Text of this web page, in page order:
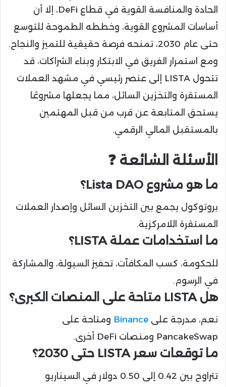
الحادة والمنافسة القوية في قطاع DeFi، إلا أن
أساسات المشروع القوية، وخططه الطموحة للتوسع
حتى عام 2030، تمنحه فرصة حقيقية للتميز والنجاح.
ومع استمرار الفريق في الابتكار وبناء الشراكات، قد
تتحول LISTA إلى عنصر رئيسي في مشهد العملات
المستقرة والتخزين السائل، مما يجعلها مشروعًا
يستحق المتابعة عن قرب من قبل المهتمين
بالمستقبل المالي الرقمي.
الأسئلة الشائعة ❓️
ما هو مشروع Lista DAO؟
بروتوكول يجمع بين التخزين السائل وإصدار العملات
المستقرة اللامركزية.
ما استخدامات عملة LISTA؟
للحكومة، كسب المكافآت، تحفيز السيولة، والمشاركة
في الرسوم.
هل LISTA متاحة على المنصات الكبرى؟
نعم، مدرجة على Binance ومتاحة على
PancakeSwap ومنصات DeFi أخرى.
ما توقعات سعر LISTA حتى 2030؟
تتراوح بين 0.42 إلى 0.50 دولار في السيناريو